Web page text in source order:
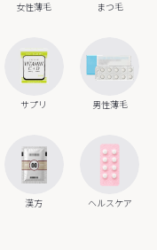
女性薄毛 まつ毛
サプリ 男性薄毛
漢方 ヘルスケア